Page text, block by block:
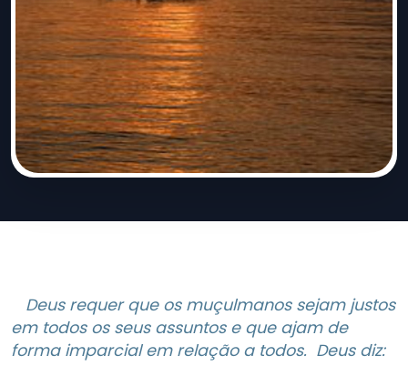
Deus requer que os muçulmanos sejam justos
em todos os seus assuntos e que ajam de
forma imparcial em relação a todos. Deus diz: